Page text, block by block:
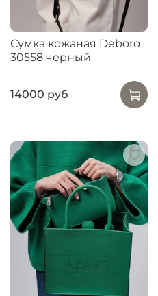
Сумка кожаная Deboro
30558 черный
14000 руб